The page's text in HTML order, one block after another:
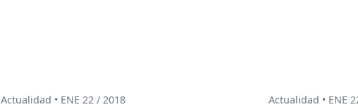
Actualidad • ENE 22 / 2018 Actualidad • ENE